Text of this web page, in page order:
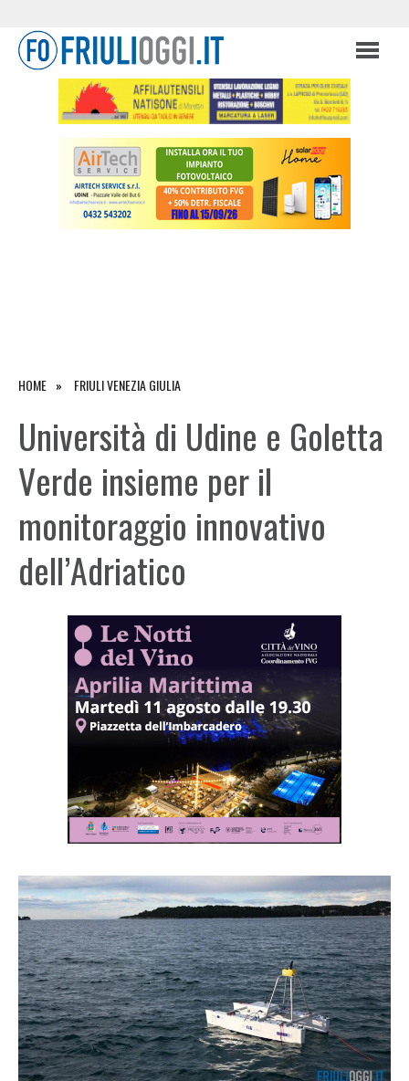
HOME FRIULI VENEZIA GIULIA
Università di Udine e Goletta
Verde insieme per il
monitoraggio innovativo
dell’Adriatico